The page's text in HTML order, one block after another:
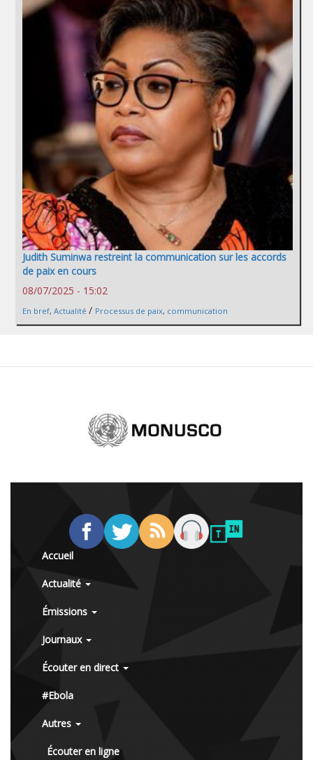
Judith Suminwa restreint la communication sur les accords
de paix en cours
08/07/2025 - 15:02
En bref, Actualité / Processus de paix, communication
Accueil
Actualité
Émissions
Journaux
Écouter en direct
#Ebola
Autres
Écouter en ligne